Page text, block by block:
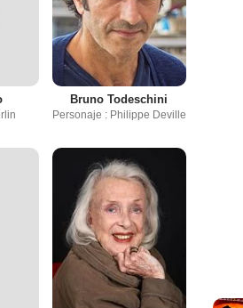
Bruno Todeschini
Personaje : Philippe Deville